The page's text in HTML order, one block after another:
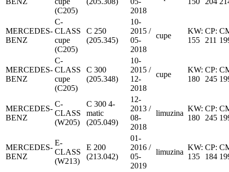
(C205)
2018
MERCEDES-
BENZ
C-
CLASS
cupe
(C205)
C 250
(205.345)
10-
2015 /
05-
2018
cupe
KW:
155
CP:
211
MERCEDES-
BENZ
C-
CLASS
cupe
(C205)
C 300
(205.348)
10-
2015 /
12-
2018
cupe
KW:
180
CP:
245
MERCEDES-
BENZ
C-
CLASS
(W205)
C 300 4-
matic
(205.049)
12-
2013 /
08-
2018
limuzina
KW:
180
CP:
245
MERCEDES-
BENZ
E-
CLASS
(W213)
E 200
(213.042)
01-
2016 /
05-
2019
limuzina
KW:
135
CP:
184